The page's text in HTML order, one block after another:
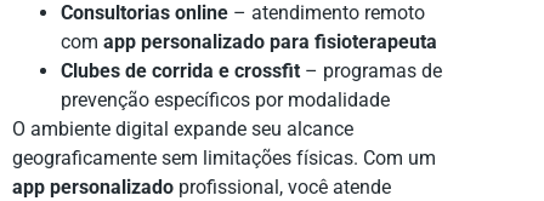
Consultorias online – atendimento remoto
com app personalizado para fisioterapeuta
Clubes de corrida e crossfit – programas de
prevenção específicos por modalidade
O ambiente digital expande seu alcance
geograficamente sem limitações físicas. Com um
app personalizado profissional, você atende